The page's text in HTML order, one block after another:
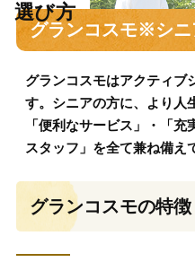
選び方
グランコスモ※シニ
グランコスモはアクティブ
す。シニアの方に、より人
「便利なサービス」・「
スタッフ」を全て兼ね備え
グランコスモの特徴